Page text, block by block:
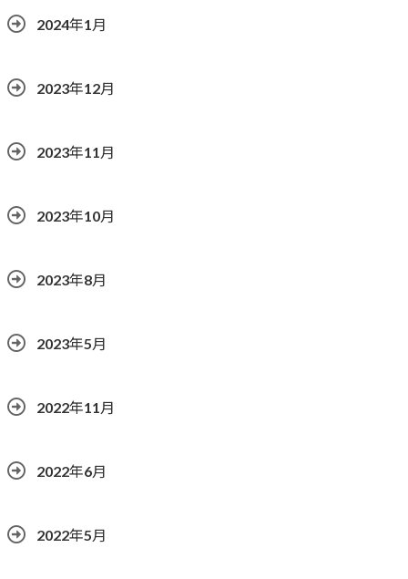
2024年1月
2023年12月
2023年11月
2023年10月
2023年8月
2023年5月
2022年11月
2022年6月
2022年5月